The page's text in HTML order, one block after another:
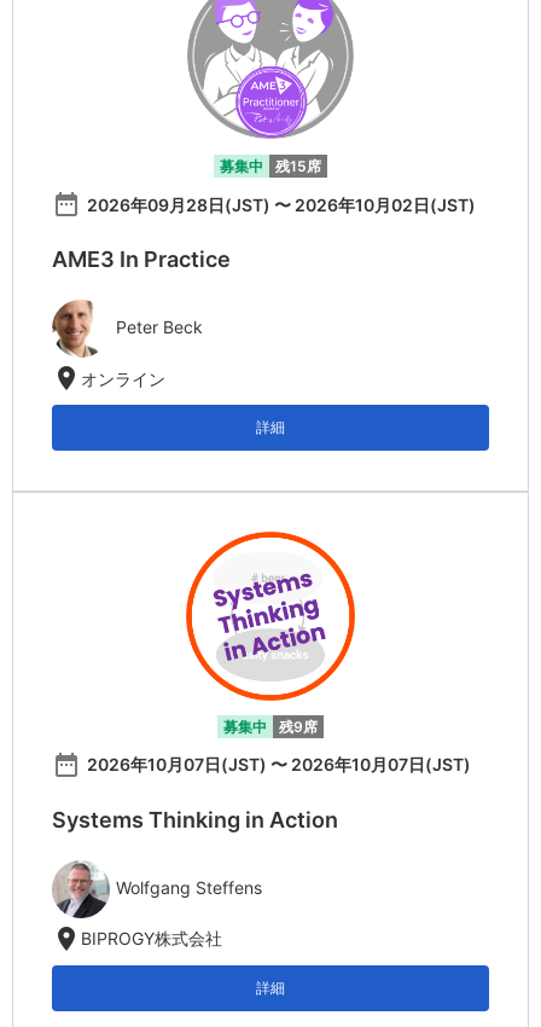
募集中 残15席
date_range 2026年09月28日(JST) 〜 2026年10月02日(JST)
AME3 In Practice
Peter Beck
location_on オンライン
詳細
募集中 残9席
date_range 2026年10月07日(JST) 〜 2026年10月07日(JST)
Systems Thinking in Action
Wolfgang Steffens
location_on BIPROGY株式会社
詳細